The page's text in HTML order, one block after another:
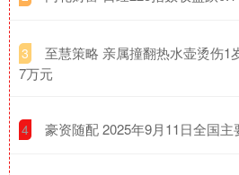
3
至慧策略 亲属撞翻热水壶烫伤1
7万元
4 豪资随配 2025年9月11日全国